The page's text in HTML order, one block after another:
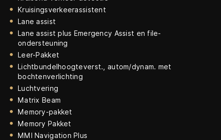
Kruisingsverkeerassistent
Lane assist
Lane assist plus Emergency Assist en file-
ondersteuning
Leer-Pakket
Lichtbundelhoogteverst., autom/dynam. met
bochtenverlichting
Luchtvering
Matrix Beam
Memory-pakket
Memory Pakket
MMI Navigation Plus